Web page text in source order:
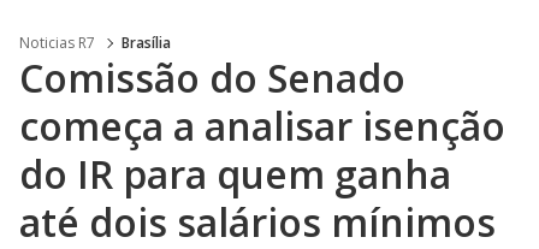
Noticias R7 Brasília
Comissão do Senado
começa a analisar isenção
do IR para quem ganha
até dois salários mínimos